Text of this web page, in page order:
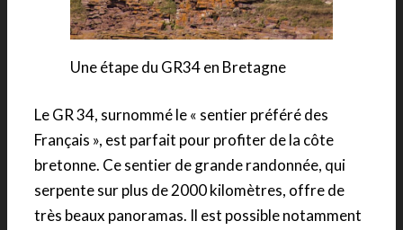
Une étape du GR34 en Bretagne
Le GR 34, surnommé le « sentier préféré des
Français », est parfait pour profiter de la côte
bretonne. Ce sentier de grande randonnée, qui
serpente sur plus de 2000 kilomètres, offre de
très beaux panoramas. Il est possible notamment